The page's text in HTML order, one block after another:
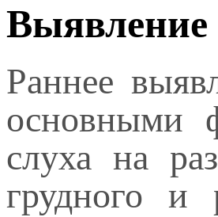
Выявление
Раннее
основными
слуха на
грудного и